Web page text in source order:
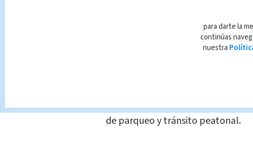
La iniciativa generará un cambio
mujeres emprendedoras y sus
La plaza comercial es 2.500
módulos comerciales de 20
destinados para la preparación
más para la oferta de servicios de
de parqueo y tránsito peatonal.
para darte la
continúas
nuestra